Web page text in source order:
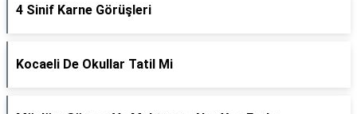
4 Sinif Karne Görüşleri
Kocaeli De Okullar Tatil Mi